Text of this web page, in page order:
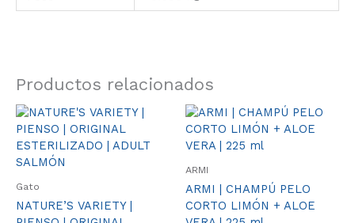
Productos relacionados
Gato
NATURE’S VARIETY |
Rango
de
desde
producto
variantes.
opciones
ARMI
ARMI | CHAMPÚ PELO
CORTO LIMÓN + ALOE